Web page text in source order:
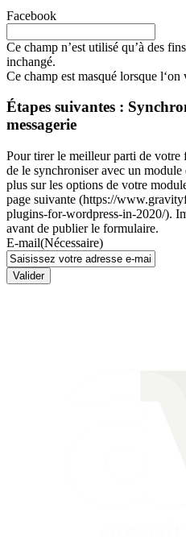
Facebook
Ce champ n’est utilisé qu’à des
inchangé.
Ce champ est masqué lorsque
Étapes suivantes :
messagerie
Pour tirer le meilleur parti de votre
de le synchroniser avec un module
plus sur les options de votre
page suivante (https://
plugins-for-wordpress-in-2020/).
avant de publier le formulaire.
E-mail(Nécessaire)
Valider